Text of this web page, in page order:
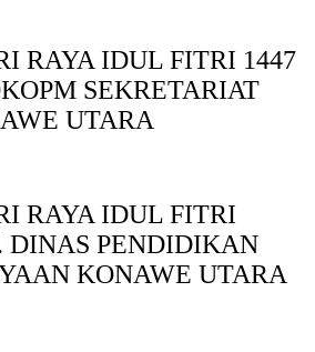
RAYA IDUL FITRI 1447
SEKRETARIAT
UTARA
RAYA IDUL FITRI
DINAS PENDIDIKAN
KONAWE UTARA